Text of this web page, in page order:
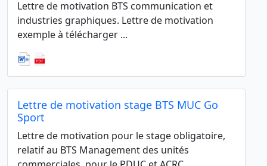
Lettre de motivation BTS communication et
industries graphiques. Lettre de motivation
exemple à télécharger ...
Lettre de motivation stage BTS MUC Go
Sport
Lettre de motivation pour le stage obligatoire,
relatif au BTS Management des unités